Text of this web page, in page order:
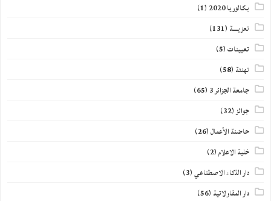
بكالوريا 2020
(1)
تعزيــــة (131)
تعيينات(5)
تهنئة (58)
جامعة الجزائر 3 (65)
جوائز(32)
حاضنة الأعمال(26)
خلية الاعلام(2)
دار الذكاء الاصطناعي(3)
دار المقاولاتية (56)